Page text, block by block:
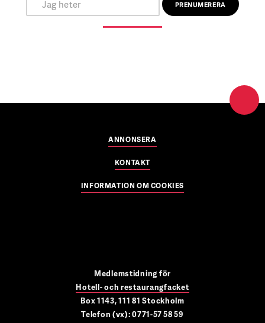
ANNONSERA
KONTAKT
INFORMATION OM COOKIES
Medlemstidning för
Hotell- och restaurangfacket
Box 1143, 111 81 Stockholm
Telefon (vx): 0771-57 58 59